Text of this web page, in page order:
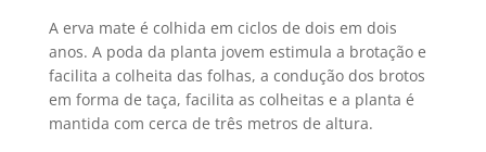
A erva mate é colhida em ciclos de dois em dois
anos. A poda da planta jovem estimula a brotação e
facilita a colheita das folhas, a condução dos brotos
em forma de taça, facilita as colheitas e a planta é
mantida com cerca de três metros de altura.